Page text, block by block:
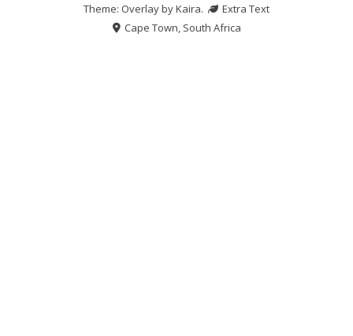
Theme: Overlay byKaira.
Extra Text
Cape Town, South Africa